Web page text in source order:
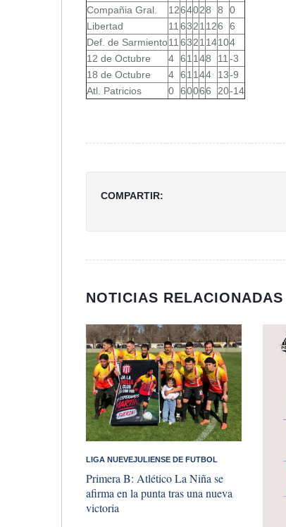
Compañia Gral.
1264028 8
0
Libertad
11 6321 126
6
Def. de Sarmiento11 6321 14104
12 de Octubre
4 61 1 48 11 -3
18 de Octubre
4 61 1 44 13-9
Atl. Patricios
0 60066 20-14
COMPARTIR:
NOTICIAS RELACIONADAS
LIGA NUEVEJULIENSE DE FUTBOL
Primera B: Atlético La Niña se
afirma en la punta tras una nueva
victoria